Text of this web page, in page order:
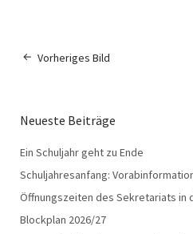
Vorheriges Bild
Neueste Beiträge
Ein Schuljahr geht zu Ende
Schuljahresanfang:
Öffnungszeiten des Sekretariats in
Blockplan 2026/27